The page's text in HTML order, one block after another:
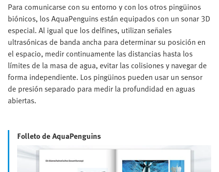
Para comunicarse con su entorno y con los otros pingüinos
biónicos, los AquaPenguins están equipados con un sonar 3D
especial. Al igual que los delfines, utilizan señales
ultrasónicas de banda ancha para determinar su posición en
el espacio, medir continuamente las distancias hasta los
límites de la masa de agua, evitar las colisiones y navegar de
forma independiente. Los pingüinos pueden usar un sensor
de presión separado para medir la profundidad en aguas
abiertas.
Folleto de AquaPenguins